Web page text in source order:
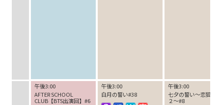
午後3:00
AFTER SCHOOL
CLUB【BTS出演回】#6
午後3:00
白月の誓い#38
午後3:00
七夕の誓い～恋狐妖
２～#8